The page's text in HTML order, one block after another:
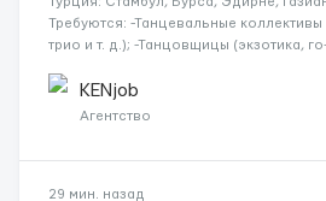
Требуются: -Танцевальные
трио и т. д.); -Танцовщицы (экзотика,
языках); -Гимнастки; -Работницы
KENjob
Агентство
29 мин. назад